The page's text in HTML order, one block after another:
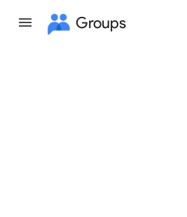
Groups